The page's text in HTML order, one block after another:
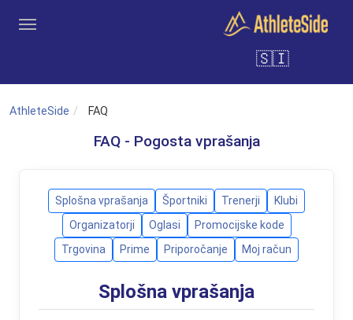
Registracija
🇸🇮
AthleteSide FAQ
FAQ - Pogosta vprašanja
Splošna vprašanja Športniki Trenerji
Klubi
Organizatorji
Oglasi
Promocijske kode
Trgovina
Prime Priporočanje Moj račun
Splošna vprašanja